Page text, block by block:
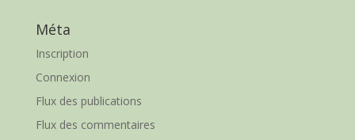
Méta
Inscription
Connexion
Flux des publications
Flux des commentaires